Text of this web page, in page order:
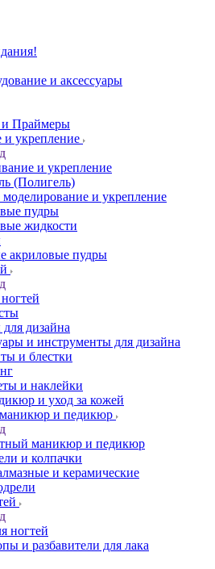
и аксессуары
и Праймеры
укрепление
и укрепление
(Полигель)
моделирование и укрепление
пудры
жидкости
акриловые пудры
дизайна
и инструменты для дизайна
и блестки
и наклейки
и уход за кожей
и педикюр
маникюр и педикюр
и колпачки
и керамические
ногтей
и разбавители для лака